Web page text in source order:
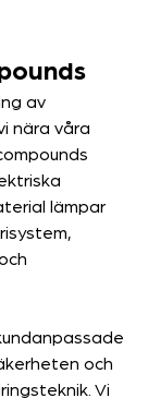
av
nära våra
lämpar
och
Vi